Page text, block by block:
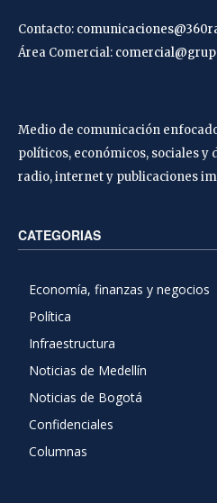
Contacto:
Área Comercial:
Medio de comunicación
políticos, económicos, sociales y
radio, internet y publicaciones
CATEGORIAS
Economía, finanzas y negocios
Política
Infraestructura
Noticias de Medellín
Noticias de Bogotá
Confidenciales
Columnas